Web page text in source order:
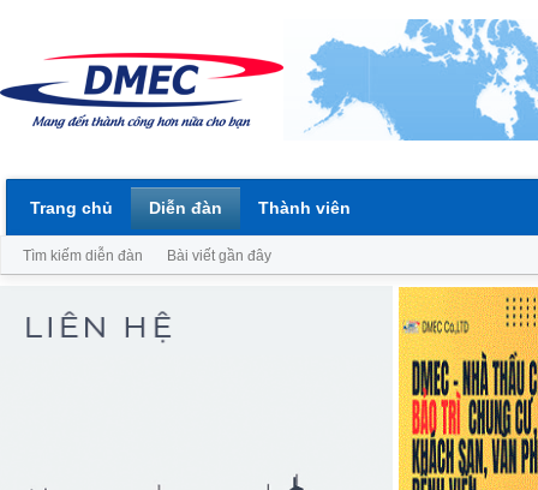
Trang chủ Diễn đàn
Tìm kiếm diễn đàn Bài viết gần đây
Thành viên